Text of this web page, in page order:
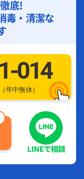
底!
毒・清潔な
014
年中無休）